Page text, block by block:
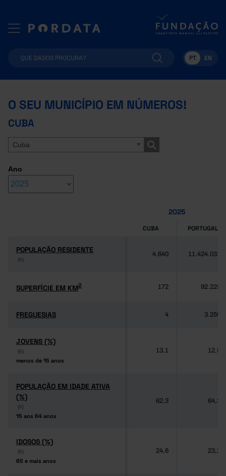
PT EN
O SEU MUNICÍPIO EM NÚMEROS!
CUBA
Cuba
Ano
2025
CUBA PORTUGAL
POPULAÇÃO RESIDENTE
(6)
POPULAÇÃO RESIDENTE
(6)
4.640 11.424.031
SUPERFÍCIE EM KM2
SUPERFÍCIE EM KM2 172 92.225
FREGUESIAS
FREGUESIAS 4 3.259
JOVENS (%)
(6)
menos de 15 anos
JOVENS (%)
(6)
menos de 15 anos
13,1 12,5
POPULAÇÃO EM IDADE ATIVA
(%)
(6)
15 aos 64 anos
POPULAÇÃO EM IDADE ATIVA
(%)
(6)
15 aos 64 anos
62,3 64,3
IDOSOS (%)
(6)
65 e mais anos
IDOSOS (%)
(6)
65 e mais anos
24,6 23,2